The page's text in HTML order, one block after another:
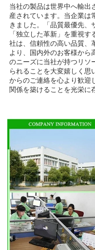
当社の製品は世界中へ輸出
産されています。当企業は
きました。「品質最優先、
「独立した革新」を重視
社は、信頼性の高い品質、
より、国内外のお客様から
のニーズに当社が持つリソ
られることを大変嬉しく思
からのご連絡を心より歓迎
関係を築けることを光栄に